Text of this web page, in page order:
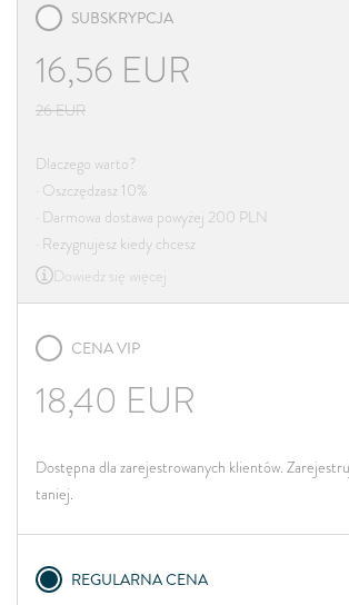
SUBSKRYPCJA
16,56 EUR
26EUR
Dlaczego warto?
· Oszczędzasz 10%
· Darmowa dostawa powyżej 200 PLN
· Rezygnujesz kiedy chcesz
Dowiedz się więcej
CENA VIP
18,40 EUR
Dostępna dla zarejestrowanych klientów.
taniej.
REGULARNA CENA